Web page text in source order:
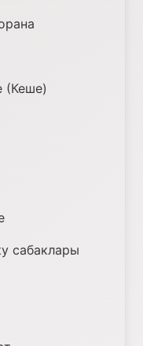
(Кеше)
сабаклары